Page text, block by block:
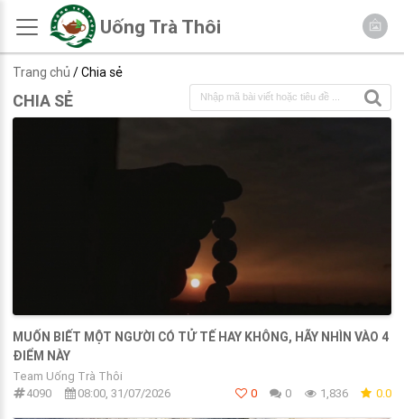
Uống Trà Thôi
Trang chủ / Chia sẻ
CHIA SẺ
MUỐN BIẾT MỘT NGƯỜI CÓ TỬ TẾ HAY KHÔNG, HÃY NHÌN VÀO 4
ĐIỂM NÀY
Team Uống Trà Thôi
4090
08:00, 31/07/2026 0 0 1,836 0.0